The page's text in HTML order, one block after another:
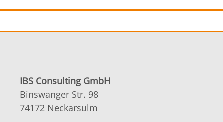
IBS Consulting GmbH
Binswanger Str. 98
74172 Neckarsulm